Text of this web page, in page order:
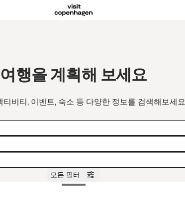
여행을 계획해 보세요
티비티, 이벤트, 숙소 등 다양한 정보를 검색해보세
모든 필터